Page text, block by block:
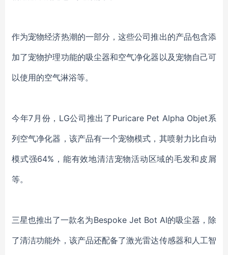
作为宠物经济热潮的一部分，这些公司推出的产品包含添
加了宠物护理功能的吸尘器和空气净化器以及 宠物自己可
以使用的空气淋浴等。
今年7月 份， LG公司推出了 Puricare Pet Alpha Objet系
列空气净化器，该产品有一个宠物模式，其喷射力比自动
模式强64%， 能有效地清洁宠物活动区域的毛发和皮屑
等。
三星也推出了一款名为Bespoke Jet Bot AI的吸尘器， 除
了清洁功能外， 该产品还配备了激光雷达传感器和人工智